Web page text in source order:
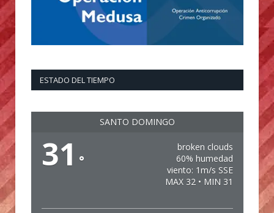
ESTADO DEL TIEMPO
SANTO DOMINGO
31 °
broken clouds
60% humedad
viento: 1m/s SSE
MAX 32 • MIN 31